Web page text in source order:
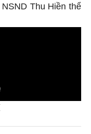
NSND Thu Hiền thể